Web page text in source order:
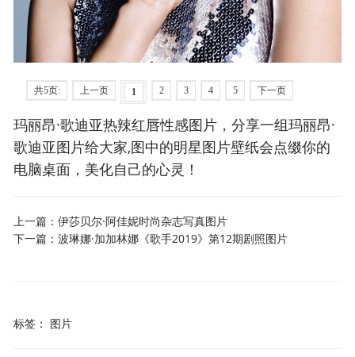
共5页: 上一页 1 2 3 4 5 下一页
玛丽昂·歌迪亚热辣红唇性感图片，分享一组玛丽昂·
歌迪亚图片给大家,图中的明星图片壁纸会点缀你的
电脑桌面，美化自己的心灵！
上一篇：伊莎贝尔·阿佳妮时尚杂志写真图片
下一篇：波琳娜·加加林娜《歌手2019》第12期剧照图片
标签： 图片